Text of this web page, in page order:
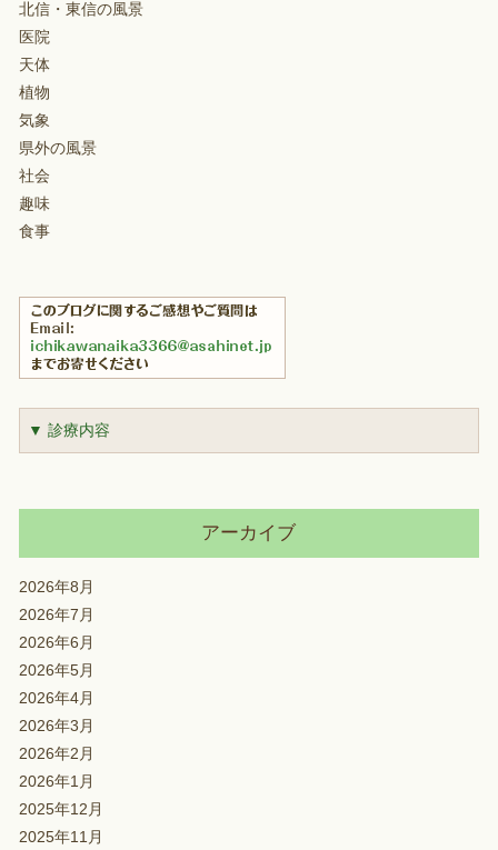
北信・東信の風景
医院
天体
植物
気象
県外の風景
社会
趣味
食事
▼ 診療内容
アーカイブ
2026年8月
2026年7月
2026年6月
2026年5月
2026年4月
2026年3月
2026年2月
2026年1月
2025年12月
2025年11月